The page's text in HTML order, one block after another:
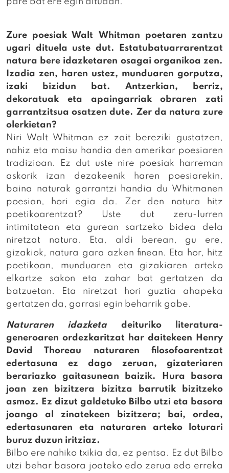
Zure poesiak Walt Whitman poetaren zantzu
ugari dituela uste dut. Estatubatuarrarentzat
natura bere idazketaren osagai organikoa zen.
Izadia zen, haren ustez, munduaren gorputza,
izaki bizidun bat. Antzerkian, berriz,
dekoratuak eta apaingarriak obraren zati
garrantzitsua osatzen dute. Zer da natura zure
olerkietan?
Niri Walt Whitman ez zait bereziki gustatzen,
nahiz eta maisu handia den amerikar poesiaren
tradizioan. Ez dut uste nire poesiak harreman
askorik izan dezakeenik haren poesiarekin,
baina naturak garrantzi handia du Whitmanen
poesian, hori egia da. Zer den natura hitz
poetikoarentzat? Uste dut zeru-lurren
intimitatean eta gurean sartzeko bidea dela
niretzat natura. Eta, aldi berean, gu ere,
gizakiok, natura gara azken finean. Eta hor, hitz
poetikoan, munduaren eta gizakiaren arteko
elkartze sakon eta zahar bat gertatzen da
batzuetan. Eta niretzat hori guztia ahapeka
gertatzen da, garrasi egin beharrik gabe.
Naturaren idazketa deituriko literatura-
generoaren ordezkaritzat har daitekeen Henry
David Thoreau naturaren filosofoarentzat
edertasuna ez dago zeruan, gizateriaren
berariazko gaitasunean baizik. Hura basora
joan zen bizitzera bizitza barrutik bizitzeko
asmoz. Ez dizut galdetuko Bilbo utzi eta basora
joango al zinatekeen bizitzera; bai, ordea,
edertasunaren eta naturaren arteko loturari
buruz duzun iritziaz.
Bilbo ere nahiko txikia da, ez pentsa. Ez dut Bilbo
utzi behar basora joateko edo zerua edo erreka